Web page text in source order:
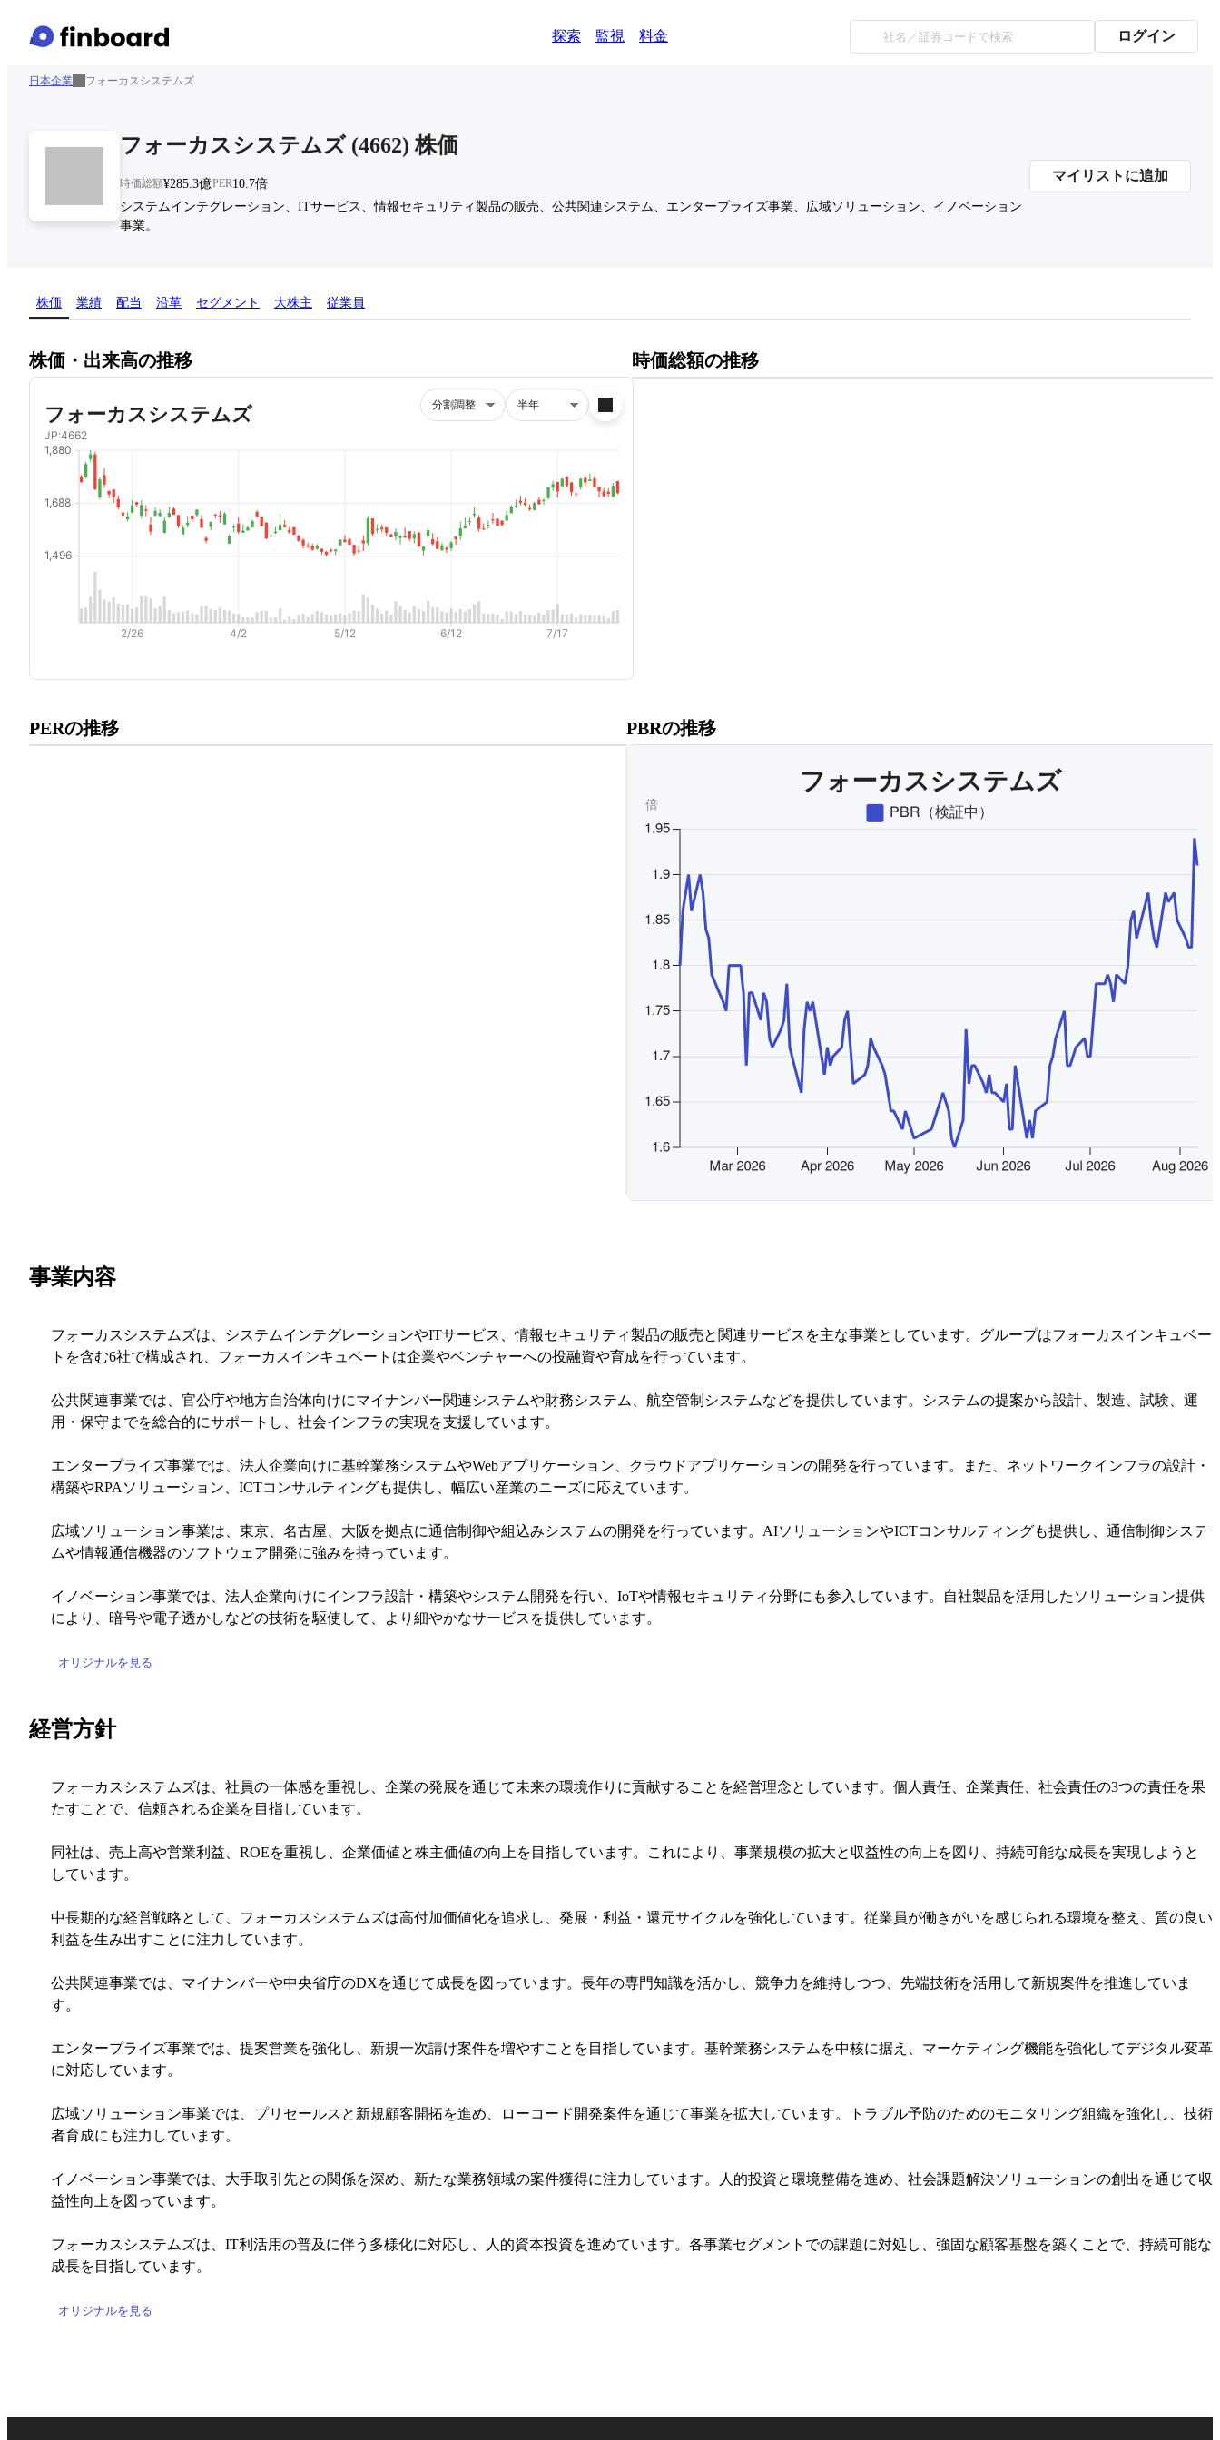
探索 監視 料金 ログイン
日本企業 フォーカスシステムズ
フォーカスシステムズ(4662) 株価
時価総額¥285.3億PER10.7倍
システムインテグレーション、ITサービス、情報セキュリティ製品の販売、公共関連システム、エンタープライズ事業、広域ソリューション、イノベーション
事業。
マイリストに追加
株価 業績 配当 沿革 セグメント 大株主 従業員
株価・出来高の推移 時価総額の推移
時価総額の推移にアクセスできます。
PERの推移
PERの推移にアクセスできます。
PBRの推移
事業内容
フォーカスシステムズは、システムインテグレーションやITサービス、情報セキュリティ製品の販売と関連サービスを主な事業としています。グループはフォーカスインキュベー
トを含む6社で構成され、フォーカスインキュベートは企業やベンチャーへの投融資や育成を行っています。
公共関連事業では、官公庁や地方自治体向けにマイナンバー関連システムや財務システム、航空管制システムなどを提供しています。システムの提案から設計、製造、試験、運
用・保守までを総合的にサポートし、社会インフラの実現を支援しています。
エンタープライズ事業では、法人企業向けに基幹業務システムやWebアプリケーション、クラウドアプリケーションの開発を行っています。また、ネットワークインフラの設計・
構築やRPAソリューション、ICTコンサルティングも提供し、幅広い産業のニーズに応えています。
広域ソリューション事業は、東京、名古屋、大阪を拠点に通信制御や組込みシステムの開発を行っています。AIソリューションやICTコンサルティングも提供し、通信制御システ
ムや情報通信機器のソフトウェア開発に強みを持っています。
イノベーション事業では、法人企業向けにインフラ設計・構築やシステム開発を行い、IoTや情報セキュリティ分野にも参入しています。自社製品を活用したソリューション提供
により、暗号や電子透かしなどの技術を駆使して、より細やかなサービスを提供しています。
オリジナルを見る
経営方針
フォーカスシステムズは、社員の一体感を重視し、企業の発展を通じて未来の環境作りに貢献することを経営理念としています。個人責任、企業責任、社会責任の3つの責任を果
たすことで、信頼される企業を目指しています。
同社は、売上高や営業利益、ROEを重視し、企業価値と株主価値の向上を目指しています。これにより、事業規模の拡大と収益性の向上を図り、持続可能な成長を実現しようと
しています。
中長期的な経営戦略として、フォーカスシステムズは高付加価値化を追求し、発展・利益・還元サイクルを強化しています。従業員が働きがいを感じられる環境を整え、質の良い
利益を生み出すことに注力しています。
公共関連事業では、マイナンバーや中央省庁のDXを通じて成長を図っています。長年の専門知識を活かし、競争力を維持しつつ、先端技術を活用して新規案件を推進していま
す。
エンタープライズ事業では、提案営業を強化し、新規一次請け案件を増やすことを目指しています。基幹業務システムを中核に据え、マーケティング機能を強化してデジタル変革
に対応しています。
広域ソリューション事業では、プリセールスと新規顧客開拓を進め、ローコード開発案件を通じて事業を拡大しています。トラブル予防のためのモニタリング組織を強化し、技術
者育成にも注力しています。
イノベーション事業では、大手取引先との関係を深め、新たな業務領域の案件獲得に注力しています。人的投資と環境整備を進め、社会課題解決ソリューションの創出を通じて収
益性向上を図っています。
フォーカスシステムズは、IT利活用の普及に伴う多様化に対応し、人的資本投資を進めています。各事業セグメントでの課題に対処し、強固な顧客基盤を築くことで、持続可能な
成長を目指しています。
オリジナルを見る